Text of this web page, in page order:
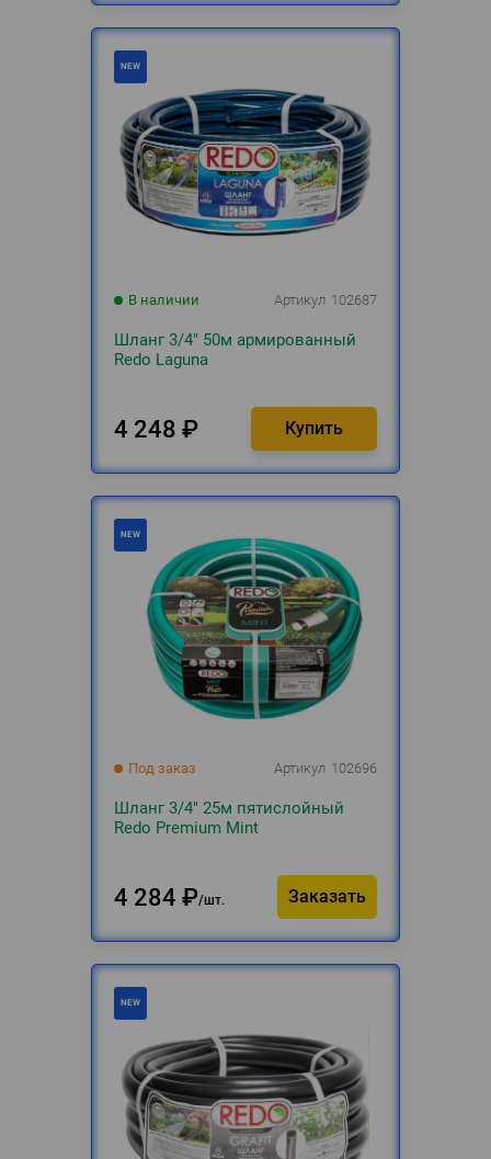
В наличии Артикул 102687
Шланг 3/4" 50м армированный
Redo Laguna
4 248 ₽
Под заказ Артикул 102696
Шланг 3/4" 25м пятислойный
Redo Premium Mint
4 284 ₽ шт. Заказать